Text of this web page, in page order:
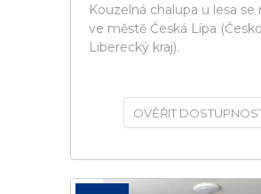
Kouzelná chalupa u lesa se
ve městě Česká Lípa
Liberecký kraj).
OVĚŘIT